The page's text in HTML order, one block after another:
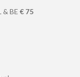
& BE € 75